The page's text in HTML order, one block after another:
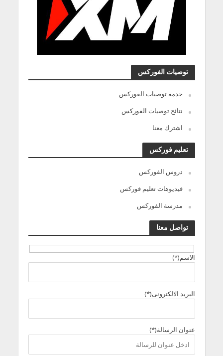
توصيات الفوركس
خدمة توصيات الفوركس
نتائج توصيات الفوركس
اشترك معنا
تعليم فوركس
دروس الفوركس
فيديوهات تعليم فوركس
مدرسة الفوركس
تواصل معنا
الاسم(*)
البريد الالكترونى(*)
عنوان الرسالة(*)